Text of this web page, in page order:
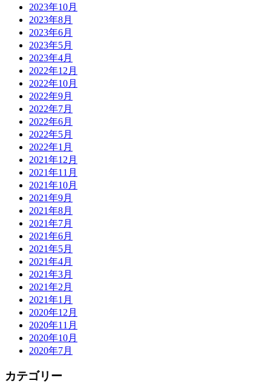
2023年10月
2023年8月
2023年6月
2023年5月
2023年4月
2022年12月
2022年10月
2022年9月
2022年7月
2022年6月
2022年5月
2022年1月
2021年12月
2021年11月
2021年10月
2021年9月
2021年8月
2021年7月
2021年6月
2021年5月
2021年4月
2021年3月
2021年2月
2021年1月
2020年12月
2020年11月
2020年10月
2020年7月
カテゴリー